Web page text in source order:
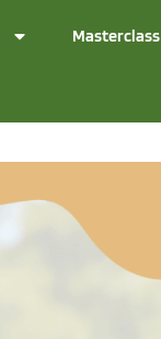
Masterclass